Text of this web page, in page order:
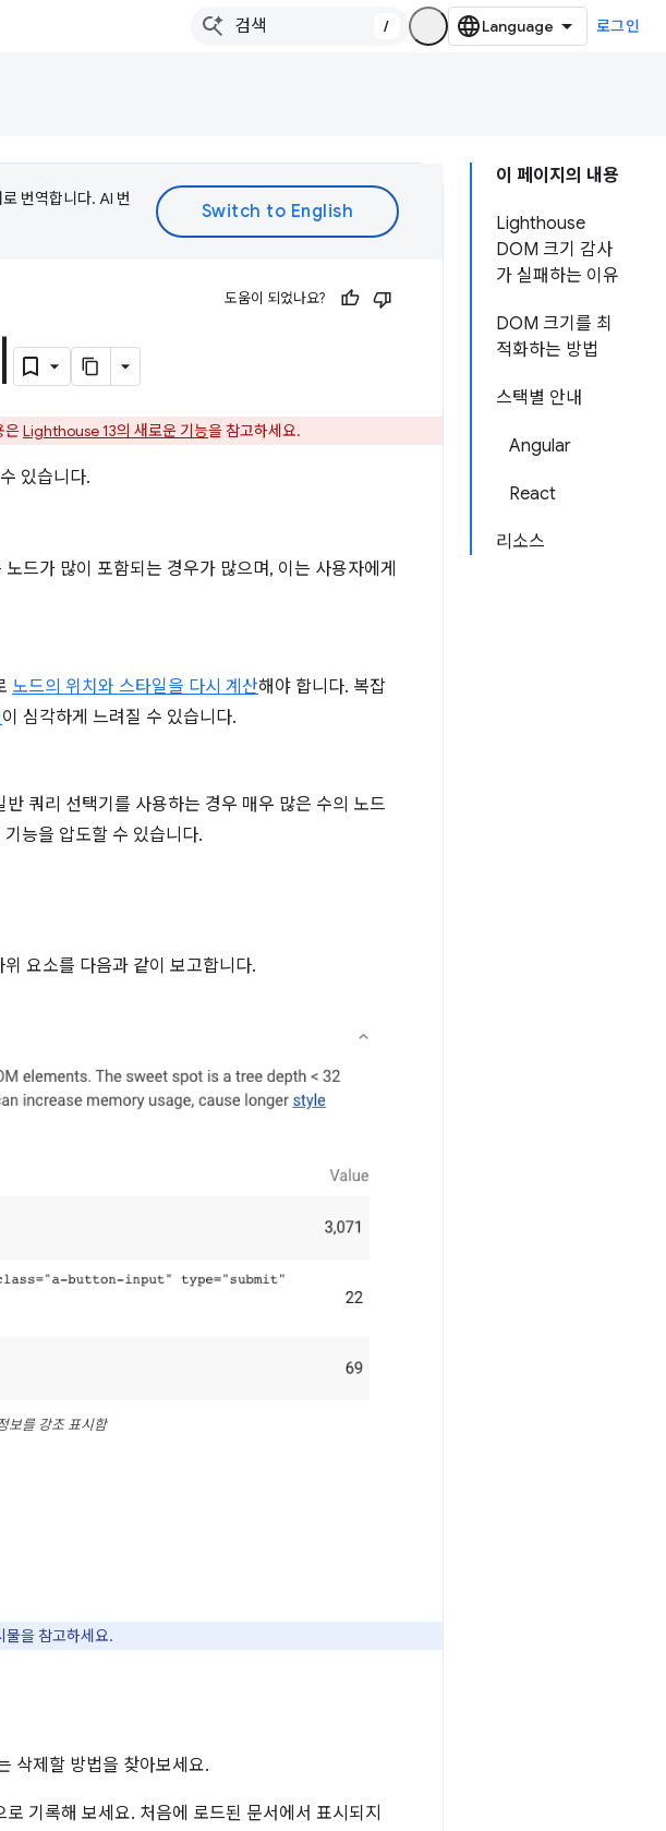
/ 로그인
이 페이지의 내용
Lighthouse
DOM 크기 감사
가 실패하는 이유
DOM 크기를 최
적화하는 방법
스택별 안내
Angular
React
리소스
번역합니다. AI 번
도움이 되었나요?
은Lighthouse 13의 새로운 기능을 참고하세요.
있습니다.
드가 많이 포함되는 경우가 많으며, 이는 사용자에게
노드의 위치와 스타일을 다시 계산해야 합니다. 복잡
이 심각하게 느려질 수 있습니다.
반 쿼리 선택기를 사용하는 경우 매우 많은 수의 노드
능을 압도할 수 있습니다.
요소를 다음과 같이 보고합니다.
보를 강조 표시함
물을 참고하세요.
삭제할 방법을 찾아보세요.
기록해 보세요. 처음에 로드된 문서에서 표시되지